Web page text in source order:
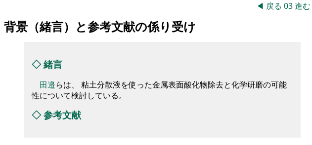
◀ 戻る 03進む
背景（緒言）と参考文献の係り受け
◇ 緒言
田邉らは、 粘土分散液を使った金属表面酸化物除去と化学研磨の可能
性について検討している。
◇ 参考文献